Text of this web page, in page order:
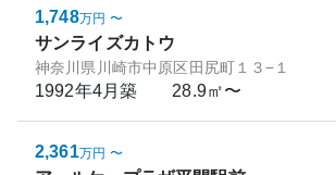
1,748万円 〜
サンライズカトウ
神奈川県川崎市中原区田尻町１３−１
1992年4月築 28.9㎡〜
2,361万円 〜